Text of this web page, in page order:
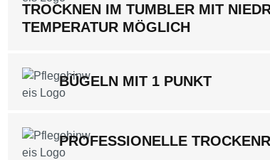
TROCKNEN IM TUMBLER MIT
TEMPERATUR MÖGLICH
BÜGELN MIT 1 PUNKT
PROFESSIONELLE